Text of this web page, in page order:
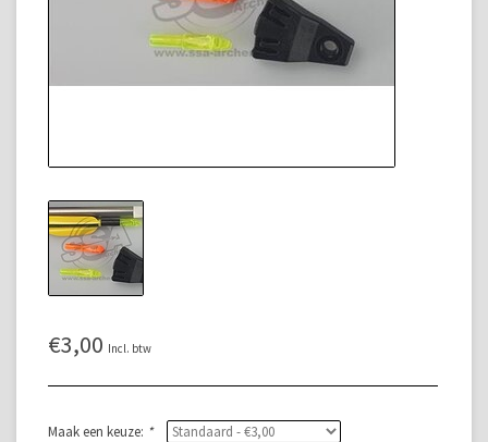
€3,00 Incl. btw
Maak een keuze: *